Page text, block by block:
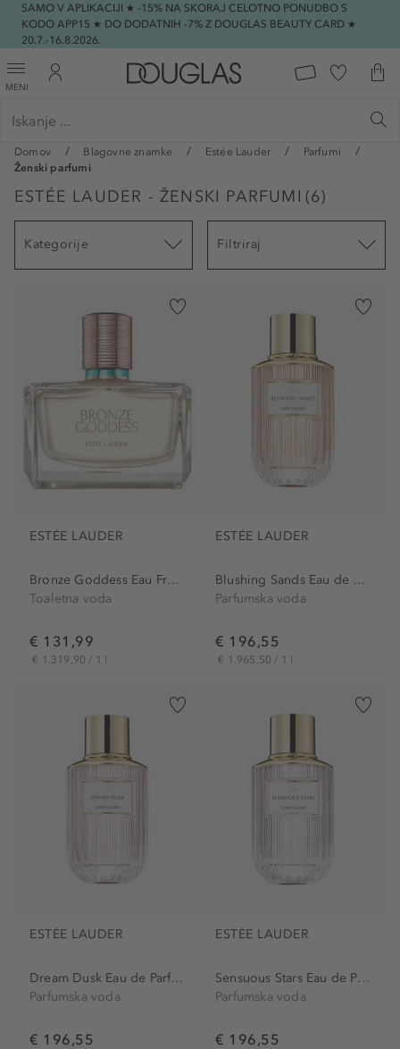
SAMO V APLIKACIJI ★ -15% NA SKORAJ CELOTNO PONUDBO S
KODO APP15 ★ DO DODATNIH -7% Z DOUGLAS BEAUTY CARD ★
20.7.-16.8.2026.
MENI
Domov Blagovne znamke Estée Lauder
Parfumi
Ženski parfumi
ESTÉE LAUDER - ŽENSKI PARFUMI (6)
Kategorije Filtriraj
ESTÉE LAUDER
Bronze Goddess Eau Fraiche
Toaletna voda
€ 131,99
€ 1.319,90 / 1 l
ESTÉE LAUDER
Blushing Sands Eau de Parfum
Parfumska voda
€ 196,55
€ 1.965,50 / 1 l
ESTÉE LAUDER
Dream Dusk Eau de Parfum
Parfumska voda
€ 196,55
ESTÉE LAUDER
Sensuous Stars Eau de Parfum
Parfumska voda
€ 196,55